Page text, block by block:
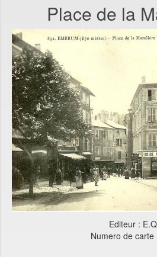
Place de la
Editeur : E.Q
Numero de carte